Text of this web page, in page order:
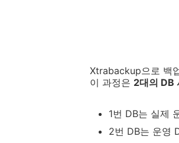
Xtrabackup으로 백
이 과정은 2대의 DB
1번 DB는 실제
2번 DB는 운영